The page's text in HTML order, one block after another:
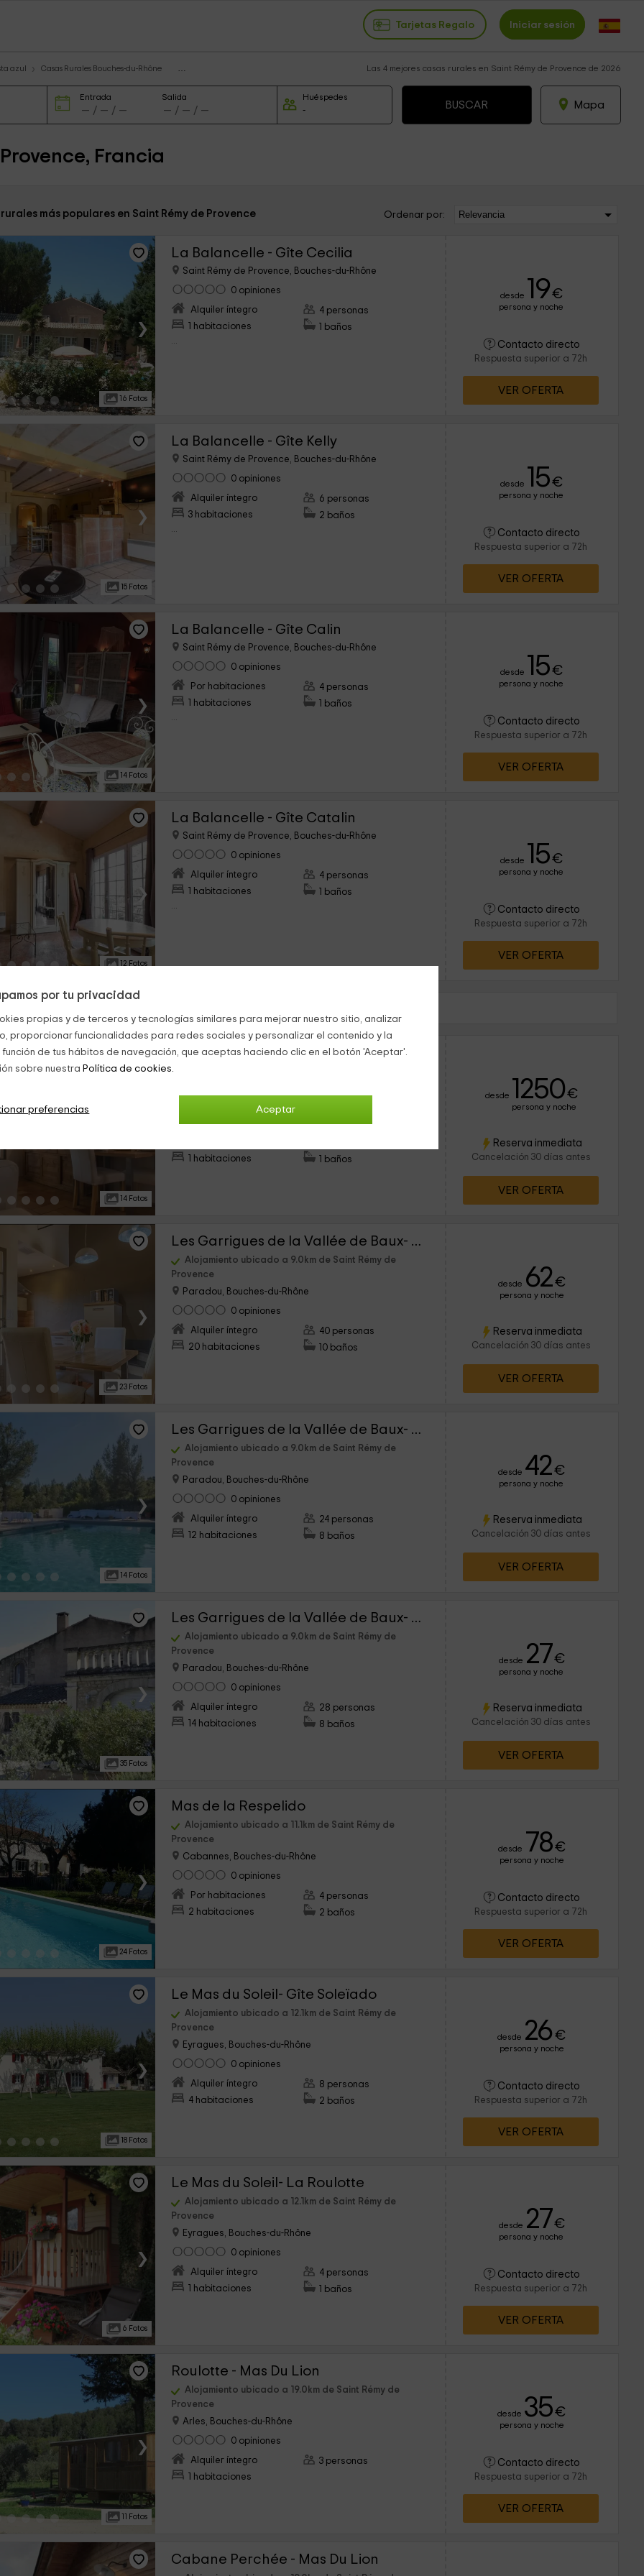
por tu privacidad
propias y de terceros y tecnologías similares para mejorar nuestro sitio, analizar
proporcionar funcionalidades para redes sociales y personalizar el contenido y la
de tus hábitos de navegación, que aceptas haciendo clic en el botón 'Aceptar'.
sobre nuestra Política de cookies.
Aceptar
preferencias
Tarjetas Regalo Iniciar sesión
azul Casas Rurales Bouches-du-Rhône Las 4 mejores casas rurales en Saint Rémy de Provence de 2026
Entrada Salida Huéspedes
Mapa
Francia
más populares en Saint Rémy de Provence Ordenar por:
›
16 Fotos
La Balancelle - Gîte Cecilia
Saint Rémy de Provence, Bouches-du-Rhône
0 opiniones
Alquiler íntegro
1 habitaciones
4 personas
1 baños
...
desde 19€
persona y noche
Contacto directo
Respuesta superior a 72h
VER OFERTA
›
15 Fotos
La Balancelle - Gîte Kelly
Saint Rémy de Provence, Bouches-du-Rhône
0 opiniones
Alquiler íntegro
3 habitaciones
6 personas
2 baños
...
desde 15€
persona y noche
Contacto directo
Respuesta superior a 72h
VER OFERTA
›
14 Fotos
La Balancelle - Gîte Calin
Saint Rémy de Provence, Bouches-du-Rhône
0 opiniones
Por habitaciones
1 habitaciones
4 personas
1 baños
...
desde 15€
persona y noche
Contacto directo
Respuesta superior a 72h
VER OFERTA
›
12 Fotos
La Balancelle - Gîte Catalin
Saint Rémy de Provence, Bouches-du-Rhône
0 opiniones
Alquiler íntegro
1 habitaciones
4 personas
1 baños
...
desde 15€
persona y noche
Contacto directo
Respuesta superior a 72h
VER OFERTA
14 Fotos
Paradou, Bouches-du-Rhône
0 opiniones
1 habitaciones
1 baños
desde 1250€
persona y noche
Reserva inmediata
Cancelación 30 días antes
VER OFERTA
›
23 Fotos
Les Garrigues de la Vallée de Baux- 4 personnes
Alojamiento ubicado a 9.0km de Saint Rémy de
Provence
Paradou, Bouches-du-Rhône
0 opiniones
Alquiler íntegro
20 habitaciones
40 personas
10 baños
desde 62€
persona y noche
Reserva inmediata
Cancelación 30 días antes
VER OFERTA
›
14 Fotos
Les Garrigues de la Vallée de Baux- 5-6 personnes
Alojamiento ubicado a 9.0km de Saint Rémy de
Provence
Paradou, Bouches-du-Rhône
0 opiniones
Alquiler íntegro
12 habitaciones
24 personas
8 baños
desde 42€
persona y noche
Reserva inmediata
Cancelación 30 días antes
VER OFERTA
›
35 Fotos
Les Garrigues de la Vallée de Baux- 6-14 personnes
Alojamiento ubicado a 9.0km de Saint Rémy de
Provence
Paradou, Bouches-du-Rhône
0 opiniones
Alquiler íntegro
14 habitaciones
28 personas
8 baños
desde 27€
persona y noche
Reserva inmediata
Cancelación 30 días antes
VER OFERTA
›
24 Fotos
Mas de la Respelido
Alojamiento ubicado a 11.1km de Saint Rémy de
Provence
Cabannes, Bouches-du-Rhône
0 opiniones
Por habitaciones
2 habitaciones
4 personas
2 baños
desde 78€
persona y noche
Contacto directo
Respuesta superior a 72h
VER OFERTA
›
18 Fotos
Le Mas du Soleil- Gîte Soleïado
Alojamiento ubicado a 12.1km de Saint Rémy de
Provence
Eyragues, Bouches-du-Rhône
0 opiniones
Alquiler íntegro
4 habitaciones
8 personas
2 baños
desde 26 €
persona y noche
Contacto directo
Respuesta superior a 72h
VER OFERTA
›
6 Fotos
Le Mas du Soleil- La Roulotte
Alojamiento ubicado a 12.1km de Saint Rémy de
Provence
Eyragues, Bouches-du-Rhône
0 opiniones
Alquiler íntegro
1 habitaciones
4 personas
1 baños
desde 27€
persona y noche
Contacto directo
Respuesta superior a 72h
VER OFERTA
›
11 Fotos
Roulotte - Mas Du Lion
Alojamiento ubicado a 19.0km de Saint Rémy de
Provence
Arles, Bouches-du-Rhône
0 opiniones
Alquiler íntegro
1 habitaciones
3 personas
desde 35€
persona y noche
Contacto directo
Respuesta superior a 72h
VER OFERTA
Cabane Perchée - Mas Du Lion